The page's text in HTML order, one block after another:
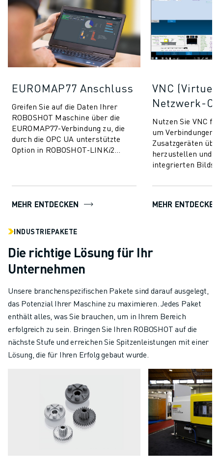
EUROMAP77 Anschluss
Greifen Sie auf die Daten Ihrer
ROBOSHOT Maschine über die
EUROMAP77-Verbindung zu, die
durch die OPC UA unterstützte
Option in ROBOSHOT-LINK𝑖2
MEHR ENTDECKEN
VNC
Netzwerk-
Nutzen Sie VNC
um Verbindungen
Zusatzgeräten
herzustellen und
integrierten
zu erleichtern.
MEHR ENTDECKEN
INDUSTRIEPAKETE
Die richtige Lösung für Ihr
Unternehmen
Unsere branchenspezifischen Pakete sind darauf ausgelegt,
das Potenzial Ihrer Maschine zu maximieren. Jedes Paket
enthält alles, was Sie brauchen, um in Ihrem Bereich
erfolgreich zu sein. Bringen Sie Ihren ROBOSHOT auf die
nächste Stufe und erreichen Sie Spitzenleistungen mit einer
Lösung, die für Ihren Erfolg gebaut wurde.